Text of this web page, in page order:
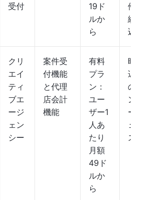
受付
19ド
ルか
ら
件
絞
込
クリ
エイ
ティ
ブエ
ージ
ェン
シー
案件受
付機能
と代理
店会計
機能
有料
プラ
ン：
ユー
ザー1
人あ
たり
月額
49ド
ルか
ら
時
遅
の
ン
ー
ェ
ス